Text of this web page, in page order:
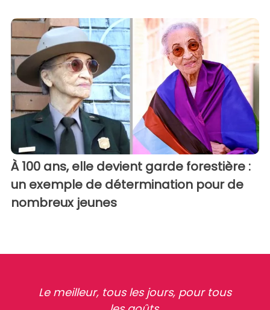
À 100 ans, elle devient garde forestière :
un exemple de détermination pour de
nombreux jeunes
Le meilleur, tous les jours, pour tous